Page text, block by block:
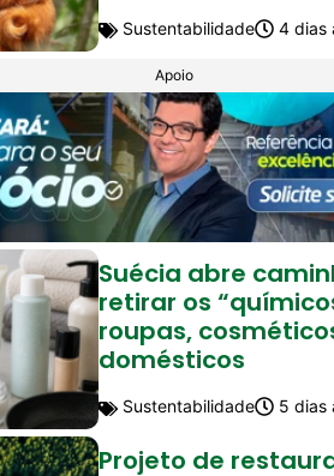
Sustentabilidade 4 dias
Apoio
Suécia abre
retirar os
roupas,
domésticos
Sustentabilidade 5 dias
Projeto de